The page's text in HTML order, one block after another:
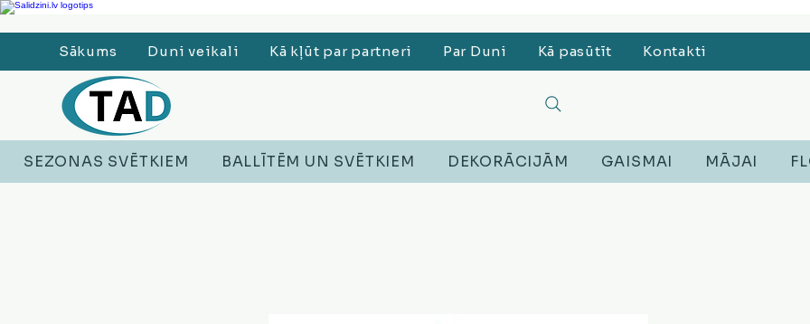
Ledusskapji, Sadzīves tehnika, Smaržas, Operatīvā atmiņa, Putekļu sūcēji, Lego, Austiņas
Sākums Duni veikali Kā kļūt par partneri Par Duni Kā pasūtīt Kontakti
SEZONAS SVĒTKIEM BALLĪTĒM UN SVĒTKIEM DEKORĀCIJĀM GAISMAI MĀJAI